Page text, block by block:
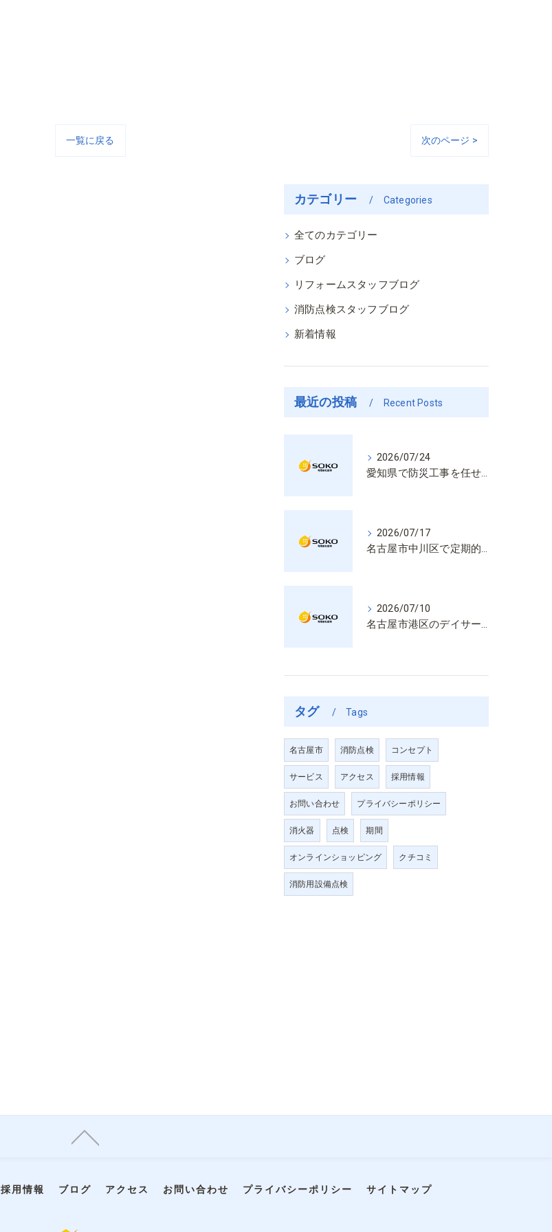
一覧に戻る 次のページ >
カテゴリー Categories
全てのカテゴリー
ブログ
リフォームスタッフブログ
消防点検スタッフブログ
新着情報
最近の投稿 Recent Posts
2026/07/24
愛知県で防災工事を任せるなら経験と技術で安心を提供する老舗業者
2026/07/17
名古屋市中川区で定期的な消防設備点検や整備はいざという時の命を守る安心管理
2026/07/10
名古屋市港区のデイサービス消防設備点検は消火器具や誘導灯も丁寧に作業を進めます
タグ Tags
名古屋市 消防点検 コンセプト
サービス アクセス 採用情報
お問い合わせ プライバシーポリシー
消火器 点検 期間
オンラインショッピング クチコミ
消防用設備点検
採用情報 ブログ アクセス お問い合わせ プライバシーポリシー サイトマップ